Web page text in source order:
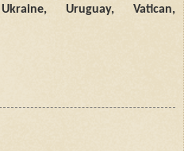
Ukraine, Uruguay, Vatican,